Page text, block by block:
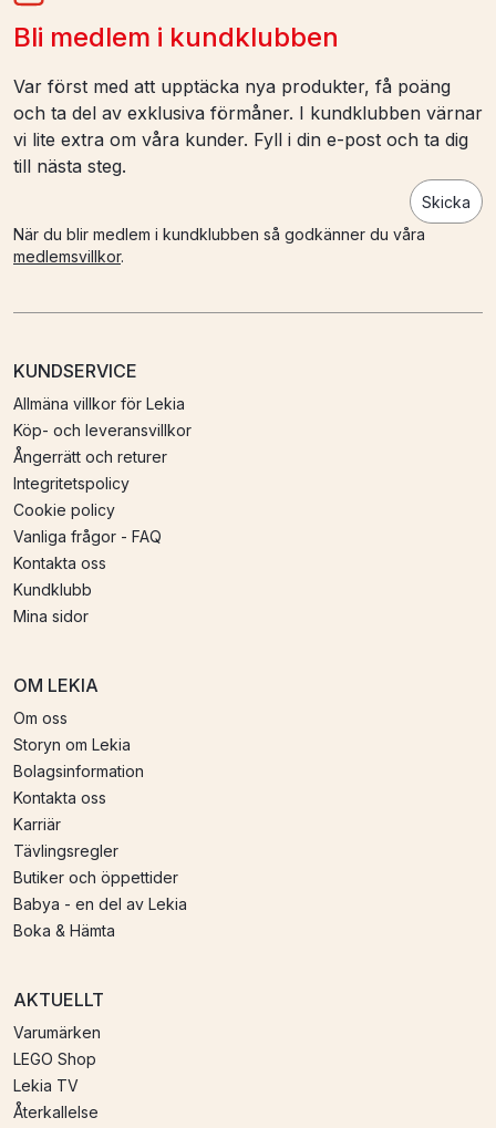
Bli medlem i kundklubben
Var först med att upptäcka nya produkter, få poäng
och ta del av exklusiva förmåner. I kundklubben värnar
vi lite extra om våra kunder. Fyll i din e-post och ta dig
till nästa steg.
Skicka
När du blir medlem i kundklubben så godkänner du våra
medlemsvillkor.
KUNDSERVICE
Allmäna villkor för Lekia
Köp- och leveransvillkor
Ångerrätt och returer
Integritetspolicy
Cookie policy
Vanliga frågor - FAQ
Kontakta oss
Kundklubb
Mina sidor
OM LEKIA
Om oss
Storyn om Lekia
Bolagsinformation
Kontakta oss
Karriär
Tävlingsregler
Butiker och öppettider
Babya - en del av Lekia
Boka & Hämta
AKTUELLT
Varumärken
LEGO Shop
Lekia TV
Återkallelse